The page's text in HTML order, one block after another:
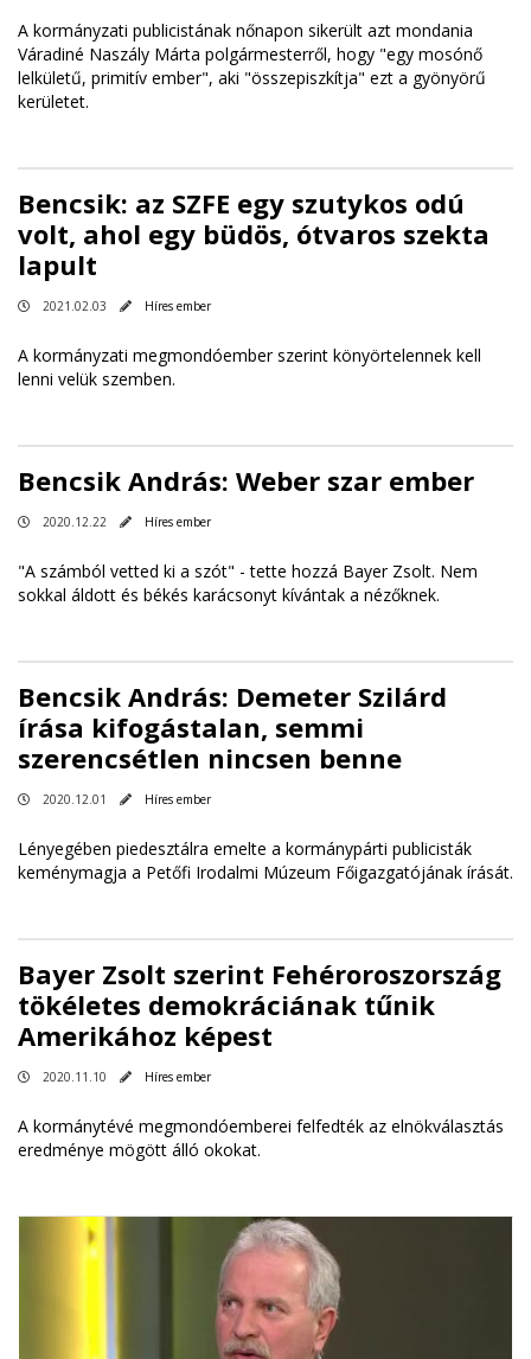
A kormányzati publicistának nőnapon sikerült azt mondania
Váradiné Naszály Márta polgármesterről, hogy "egy mosónő
lelkületű, primitív ember", aki "összepiszkítja" ezt a gyönyörű
kerületet.
Bencsik: az SZFE egy szutykos odú
volt, ahol egy büdös, ótvaros szekta
lapult
2021.02.03 Híres ember
A kormányzati megmondóember szerint könyörtelennek kell
lenni velük szemben.
Bencsik András: Weber szar ember
2020.12.22 Híres ember
"A számból vetted ki a szót" - tette hozzá Bayer Zsolt. Nem
sokkal áldott és békés karácsonyt kívántak a nézőknek.
Bencsik András: Demeter Szilárd
írása kifogástalan, semmi
szerencsétlen nincsen benne
2020.12.01 Híres ember
Lényegében piedesztálra emelte a kormánypárti publicisták
keménymagja a Petőfi Irodalmi Múzeum Főigazgatójának írását.
Bayer Zsolt szerint Fehéroroszország
tökéletes demokráciának tűnik
Amerikához képest
2020.11.10 Híres ember
A kormánytévé megmondóemberei felfedték az elnökválasztás
eredménye mögött álló okokat.